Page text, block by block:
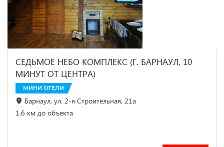
СЕДЬМОЕ НЕБО КОМПЛЕКС (Г. БАРНАУЛ, 10
МИНУТ ОТ ЦЕНТРА)
МИНИ ОТЕЛИ
Барнаул, ул. 2-я Строительная, 21а
1.6 км до объекта